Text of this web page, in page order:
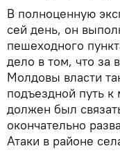
В полноценную
сей день, он
пешеходного
дело в том, что за
Молдовы власти
подъездной путь
должен был
окончательно
Атаки в районе